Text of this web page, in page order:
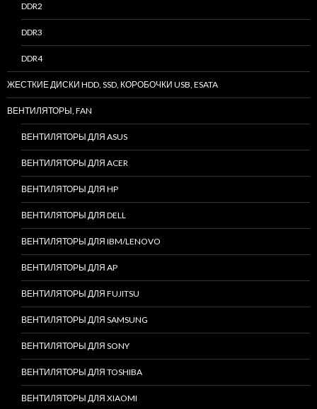
DDR2
DDR3
DDR4
ЖЕСТКИЕ ДИСКИ HDD, SSD, КОРОБОЧКИ USB, ESATA
ВЕНТИЛЯТОРЫ, FAN
ВЕНТИЛЯТОРЫ ДЛЯ ASUS
ВЕНТИЛЯТОРЫ ДЛЯ ACER
ВЕНТИЛЯТОРЫ ДЛЯ HP
ВЕНТИЛЯТОРЫ ДЛЯ DELL
ВЕНТИЛЯТОРЫ ДЛЯ IBM/LENOVO
ВЕНТИЛЯТОРЫ ДЛЯ AP
ВЕНТИЛЯТОРЫ ДЛЯ FUJITSU
ВЕНТИЛЯТОРЫ ДЛЯ SAMSUNG
ВЕНТИЛЯТОРЫ ДЛЯ SONY
ВЕНТИЛЯТОРЫ ДЛЯ TOSHIBA
ВЕНТИЛЯТОРЫ ДЛЯ XIAOMI